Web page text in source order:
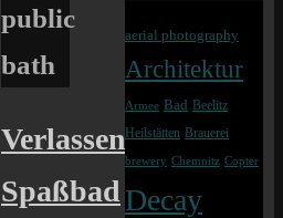
public
bath
Verlassenes
Spaßbad
aerial photography
Architektur
Armee Bad Beelitz
Heilstätten Brauerei
brewery Chemnitz Copter
Decay